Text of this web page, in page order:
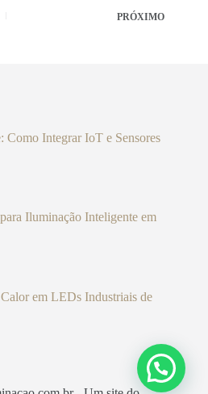
PRÓXIMO
Como Integrar IoT e Sensores
Iluminação Inteligente em
em LEDs Industriais de